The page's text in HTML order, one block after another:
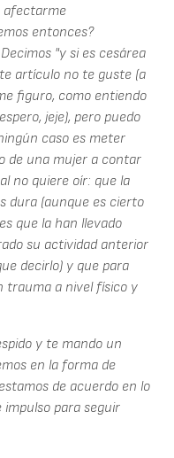
afectarme
entonces?
"y si es cesárea
artículo no te guste (a
figuro, como entiendo
jeje), pero puedo
caso es meter
de una mujer a contar
no quiere oír: que la
dura (aunque es cierto
que la han llevado
su actividad anterior
decirlo) y que para
trauma a nivel físico y
y te mando un
en la forma de
de acuerdo en lo
para seguir